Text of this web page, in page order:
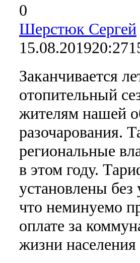
0
Шерстюк Сергей
15.08.201920:27
Заканчивается
отопительный
жителям нашей
разочарования.
региональные
в этом году.
установлены без
что неминуемо
оплате за
жизни населения